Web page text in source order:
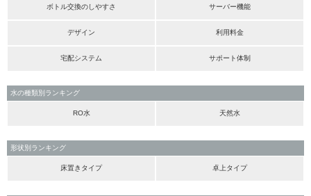
ボトル交換のしやすさ サーバー機能
デザイン 利用料金
宅配システム サポート体制
水の種類別ランキング
RO水 天然水
形状別ランキング
床置きタイプ 卓上タイプ